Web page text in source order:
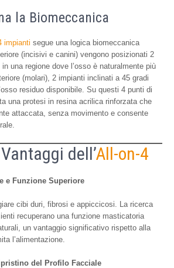
la Biomeccanica
impianti segue una logica biomeccanica
(incisivi e canini) vengono posizionati 2
una regione dove l’osso è naturalmente più
(molari), 2 impianti inclinati a 45 gradi
residuo disponibile. Su questi 4 punti di
una protesi in resina acrilica rinforzata che
attaccata, senza movimento e consente
dell’All-on-4
e Funzione Superiore
cibi duri, fibrosi e appiccicosi. La ricerca
recuperano una funzione masticatoria
un vantaggio significativo rispetto alla
l’alimentazione.
del Profilo Facciale